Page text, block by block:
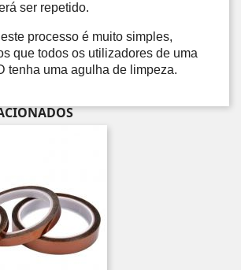
ser repetido.
processo é muito simples,
que todos os utilizadores de uma
tenha uma agulha de limpeza.